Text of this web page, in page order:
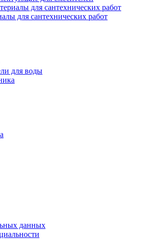
для сантехнических работ
для сантехнических работ
для воды
данных